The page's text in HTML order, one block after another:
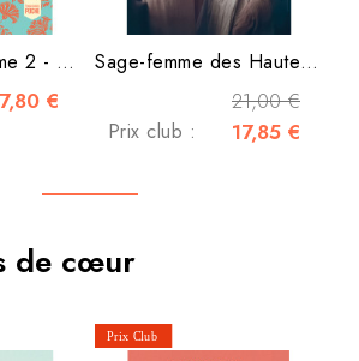
Les Blydon - Tome 2 - Une...
7,80 €
Sage-femme des Hautes Terres
21,00 €
Prix club : 17,85 €
de cœur